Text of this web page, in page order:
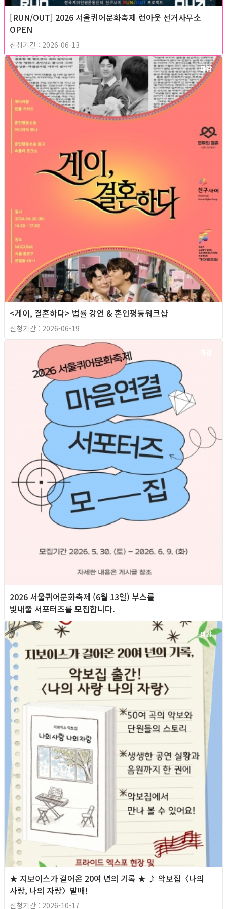
[RUN/OUT] 2026 서울퀴어문화축제 런아웃 선거사무소
OPEN
신청기간 : 2026-06-13
마감
<게이, 결혼하다> 법률 강연 & 혼인평등워크샵
신청기간 : 2026-06-19
2026 서울퀴어문화축제 (6월 13일) 부스를
빛내줄 서포터즈를 모집합니다.
마감
★ 지보이스가 걸어온 20여 년의 기록 ★ ♪ 악보집〈나의
사랑, 나의 자랑〉발매!
신청기간 : 2026-10-17